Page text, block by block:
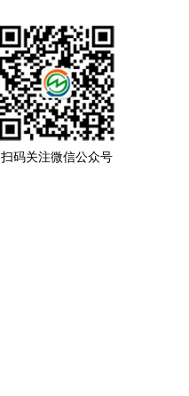
扫码关注微信公众号